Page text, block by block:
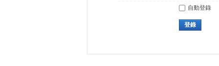
自動登錄
登錄